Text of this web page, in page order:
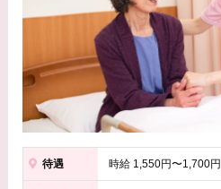
待遇 時給 1,550円〜1,700円